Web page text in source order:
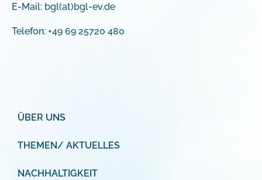
E-Mail: bgl(at)bgl-ev.de
Telefon: +49 69 25720 480
ÜBER UNS
THEMEN/ AKTUELLES
NACHHALTIGKEIT